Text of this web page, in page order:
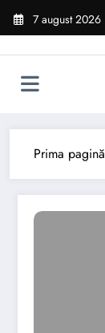
Sari
7 august 2026
Prima pagină